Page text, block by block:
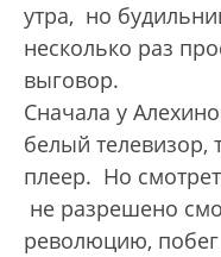
утра, но
несколько раз
выговор.
Сначала у
белый телевизор,
плеер. Но
не разрешено
революцию,